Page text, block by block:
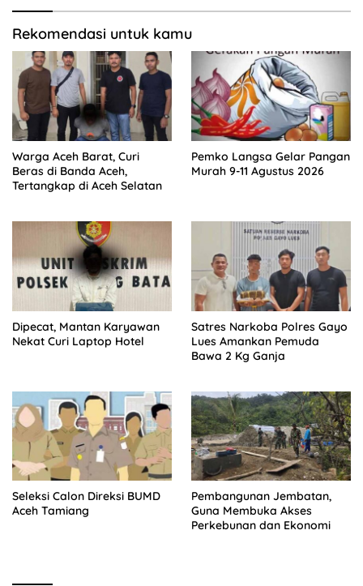
Rekomendasi untuk kamu
Warga Aceh Barat, Curi
Beras di Banda Aceh,
Tertangkap di Aceh Selatan
Pemko Langsa Gelar Pangan
Murah 9-11 Agustus 2026
Dipecat, Mantan Karyawan
Nekat Curi Laptop Hotel
Satres Narkoba Polres Gayo
Lues Amankan Pemuda
Bawa 2 Kg Ganja
Seleksi Calon Direksi BUMD
Aceh Tamiang
Pembangunan Jembatan,
Guna Membuka Akses
Perkebunan dan Ekonomi